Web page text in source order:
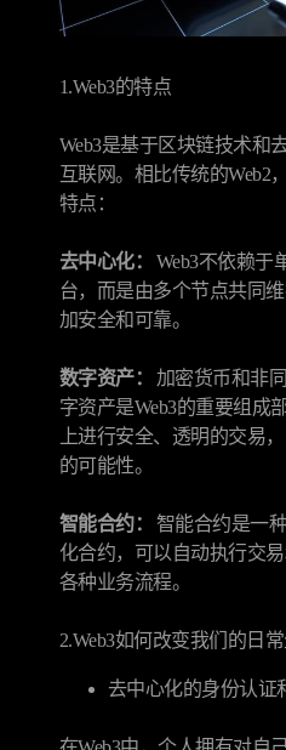
1.Web3的特点
Web3是基于区块链技术和
互联网。相比传统的Web2
特点：
去中心化：
Web3不依赖于
台，而是由多个节点共同
加安全和可靠。
数字资产：
加密货币和非
字资产是Web3的重要组成
上进行安全、透明的交易
的可能性。
智能合约：
智能合约是一
化合约，可以自动执行交
各种业务流程。
2.Web3如何改变我们的日
去中心化的身份认证